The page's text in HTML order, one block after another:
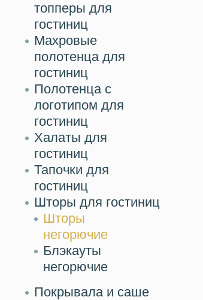
топперы для
гостиниц
Махровые
полотенца для
гостиниц
Полотенца с
логотипом для
гостиниц
Халаты для
гостиниц
Тапочки для
гостиниц
Шторы для гостиниц
Шторы
негорючие
Блэкауты
негорючие
Покрывала и саше